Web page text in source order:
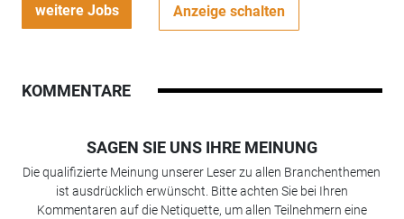
weitere Jobs Anzeige schalten
KOMMENTARE
SAGEN SIE UNS IHRE MEINUNG
Die qualifizierte Meinung unserer Leser zu allen Branchenthemen
ist ausdrücklich erwünscht. Bitte achten Sie bei Ihren
Kommentaren auf die Netiquette, um allen Teilnehmern eine